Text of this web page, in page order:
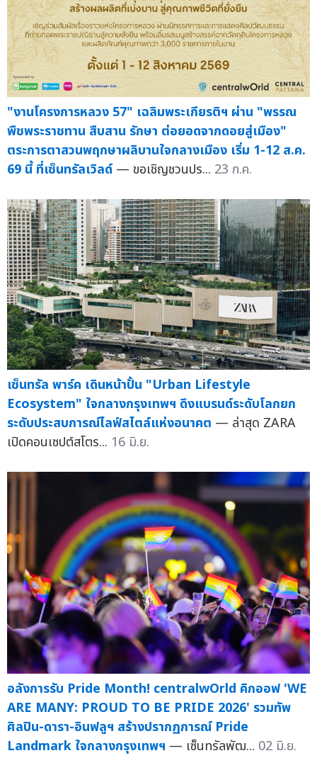
"งานโครงการหลวง 57" เฉลิมพระเกียรติฯ ผ่าน "พรรณ
พืชพระราชทาน สืบสาน รักษา ต่อยอดจากดอยสู่เมือง"
ตระการตาสวนพฤกษาผลิบานใจกลางเมือง เริ่ม 1-12 ส.ค.
69 นี้ ที่เซ็นทรัลเวิลด์ — ขอเชิญชวนปร... 23 ก.ค.
เซ็นทรัล พาร์ค เดินหน้าปั้น "Urban Lifestyle
Ecosystem" ใจกลางกรุงเทพฯ ดึงแบรนด์ระดับโลกยก
ระดับประสบการณ์ไลฟ์สไตล์แห่งอนาคต — ล่าสุด ZARA
เปิดคอนเซปต์สโตร... 16 มิ.ย.
อลังการรับ Pride Month! centralwOrld คิกออฟ 'WE
ARE MANY: PROUD TO BE PRIDE 2026' รวมทัพ
ศิลปิน-ดารา-อินฟลูฯ สร้างปรากฏการณ์ Pride
Landmark ใจกลางกรุงเทพฯ — เซ็นทรัลพัฒ... 02 มิ.ย.